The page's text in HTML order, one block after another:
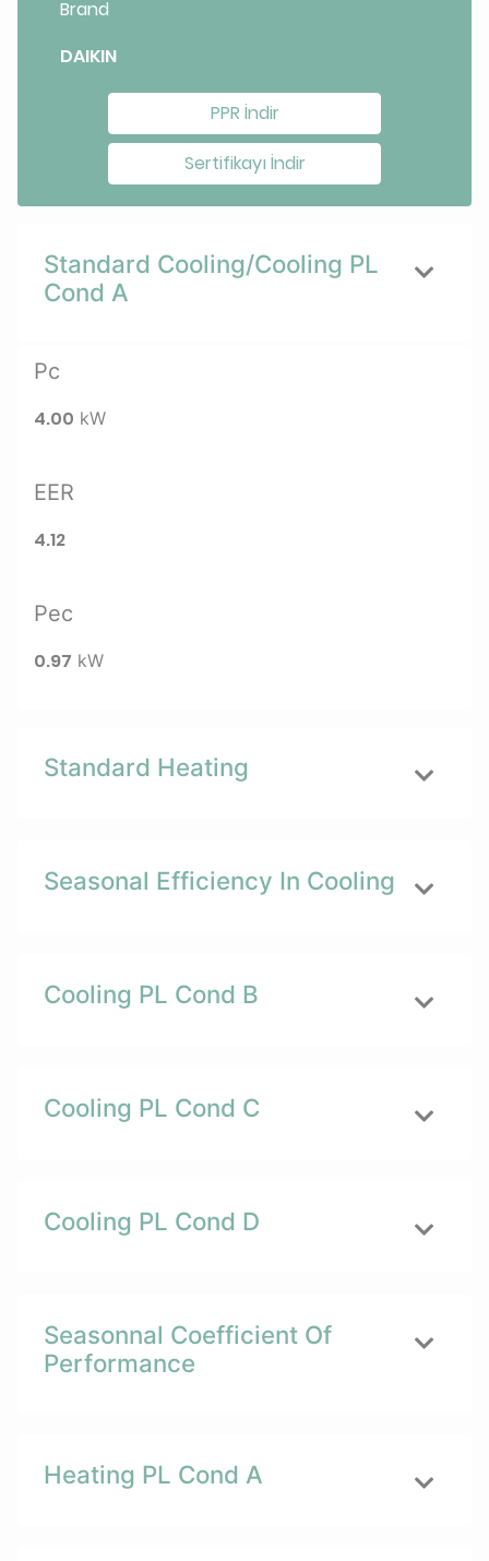
Brand
DAIKIN
PPR İndir
Sertifikayı İndir
Standard Cooling/Cooling PL
Cond A
Pc
4.00 kW
EER
4.12
Pec
0.97 kW
Standard Heating
Seasonal Efficiency In Cooling
Cooling PL Cond B
Cooling PL Cond C
Cooling PL Cond D
Seasonnal Coefficient Of
Performance
Heating PL Cond A